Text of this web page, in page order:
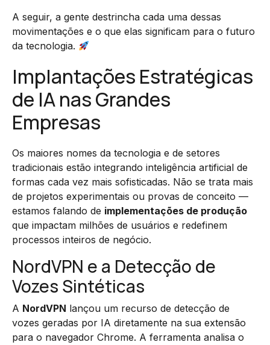
A seguir, a gente destrincha cada uma dessas
movimentações e o que elas significam para o futuro
da tecnologia.
Implantações Estratégicas
de IA nas Grandes
Empresas
Os maiores nomes da tecnologia e de setores
tradicionais estão integrando inteligência artificial de
formas cada vez mais sofisticadas. Não se trata mais
de projetos experimentais ou provas de conceito —
estamos falando de implementações de produção
que impactam milhões de usuários e redefinem
processos inteiros de negócio.
NordVPN e a Detecção de
Vozes Sintéticas
A NordVPN lançou um recurso de detecção de
vozes geradas por IA diretamente na sua extensão
para o navegador Chrome. A ferramenta analisa o